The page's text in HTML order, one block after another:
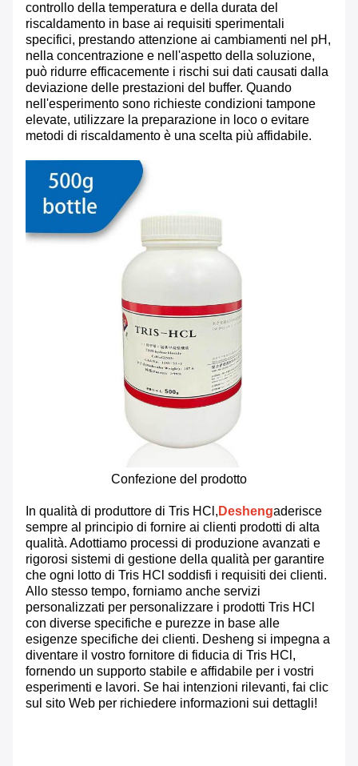
controllo della temperatura e della durata del
riscaldamento in base ai requisiti sperimentali
specifici, prestando attenzione ai cambiamenti nel pH,
nella concentrazione e nell'aspetto della soluzione,
può ridurre efficacemente i rischi sui dati causati dalla
deviazione delle prestazioni del buffer. Quando
nell'esperimento sono richieste condizioni tampone
elevate, utilizzare la preparazione in loco o evitare
metodi di riscaldamento è una scelta più affidabile.
Confezione del prodotto
In qualità di produttore di Tris HCl, Deshengaderisce
sempre al principio di fornire ai clienti prodotti di alta
qualità. Adottiamo processi di produzione avanzati e
rigorosi sistemi di gestione della qualità per garantire
che ogni lotto di Tris HCl soddisfi i requisiti dei clienti.
Allo stesso tempo, forniamo anche servizi
personalizzati per personalizzare i prodotti Tris HCl
con diverse specifiche e purezze in base alle
esigenze specifiche dei clienti. Desheng si impegna a
diventare il vostro fornitore di fiducia di Tris HCl,
fornendo un supporto stabile e affidabile per i vostri
esperimenti e lavori. Se hai intenzioni rilevanti, fai clic
sul sito Web per richiedere informazioni sui dettagli!